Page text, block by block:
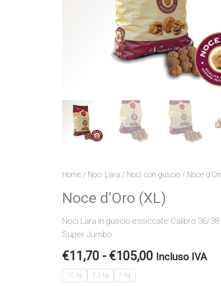
Home / Noci Lara / Noci con guscio / Noce
Noce d’Oro (XL)
Noci Lara in guscio essiccate Calibro 36/38
Super Jumbo
€11,70 - €105,00 Incluso IVA
10 kg 2,5 kg 1 kg